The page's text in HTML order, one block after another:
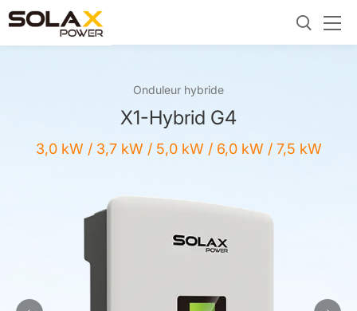
Onduleur hybride
X1-Hybrid G4
3,0 kW / 3,7 kW / 5,0 kW / 6,0 kW / 7,5 kW